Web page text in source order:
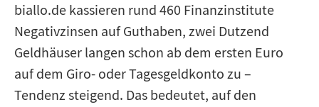
biallo.de kassieren rund 460 Finanzinstitute
Negativzinsen auf Guthaben, zwei Dutzend
Geldhäuser langen schon ab dem ersten Euro
auf dem Giro- oder Tagesgeldkonto zu –
Tendenz steigend. Das bedeutet, auf den